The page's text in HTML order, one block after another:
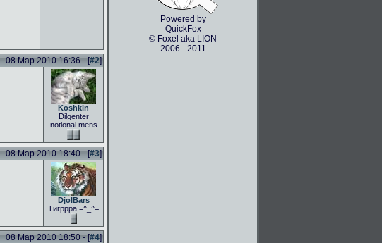
08 Мар 2010 16:36 - [#2]
Koshkin
Dilgenter
notional mens
08 Мар 2010 18:40 - [#3]
DjolBars
Тигррра =^_^=
08 Мар 2010 18:50 - [#4]
Powered by
QuickFox
© Foxel aka LION
2006 - 2011